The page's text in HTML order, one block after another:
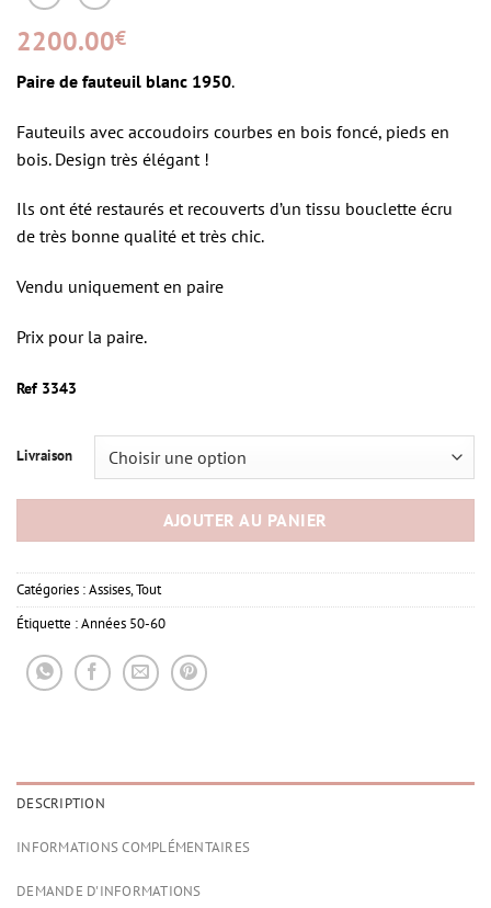
2200.00€
Paire de fauteuil blanc 1950.
Fauteuils avec accoudoirs courbes en bois foncé, pieds en
bois. Design très élégant !
Ils ont été restaurés et recouverts d’un tissu bouclette écru
de très bonne qualité et très chic.
Vendu uniquement en paire
Prix pour la paire.
Ref 3343
Livraison
AJOUTER AU PANIER
Catégories :Assises,Tout
Étiquette :Années 50-60
DESCRIPTION
INFORMATIONS COMPLÉMENTAIRES
DEMANDE D'INFORMATIONS